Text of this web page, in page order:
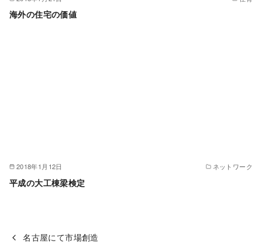
海外の住宅の価値
2018年1月12日 ネットワーク
平成の大工棟梁検定
名古屋にて市場創造